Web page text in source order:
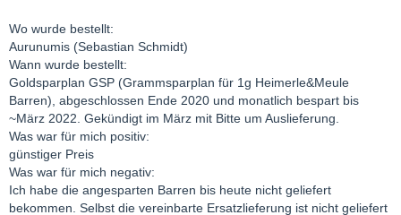
Wo wurde bestellt:
Aurunumis (Sebastian Schmidt)
Wann wurde bestellt:
Goldsparplan GSP (Grammsparplan für 1g Heimerle&Meule
Barren), abgeschlossen Ende 2020 und monatlich bespart bis
~März 2022. Gekündigt im März mit Bitte um Auslieferung.
Was war für mich positiv:
günstiger Preis
Was war für mich negativ:
Ich habe die angesparten Barren bis heute nicht geliefert
bekommen. Selbst die vereinbarte Ersatzlieferung ist nicht geliefert